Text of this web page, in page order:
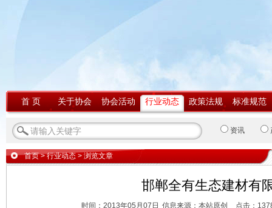
首 页 关于协会 协会活动 行业动态 政策法规 标准规范
资讯
首页>行业动态 > 浏览文章
邯郸全有生态建材有
时间：2013年05月07日 信息来源：本站原创 点击：